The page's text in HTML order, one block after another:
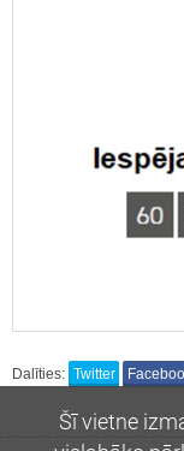
Dalīties: Twitter
Šī vietne